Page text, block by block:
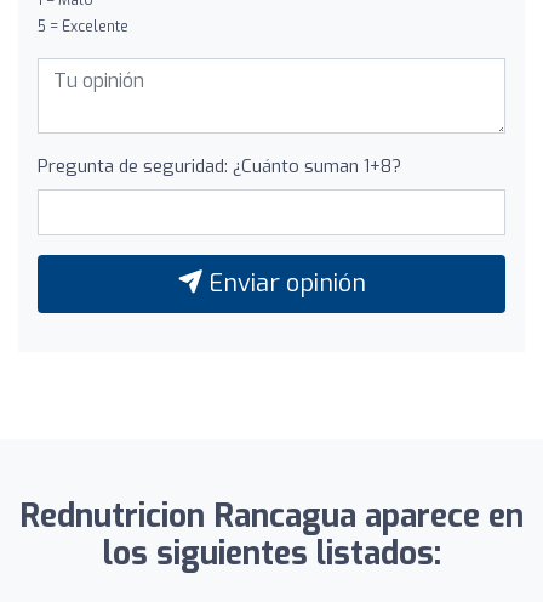
5 = Excelente
Pregunta de seguridad: ¿Cuánto suman 1+8?
Enviar opinión
Rednutricion Rancagua aparece en
los siguientes listados: